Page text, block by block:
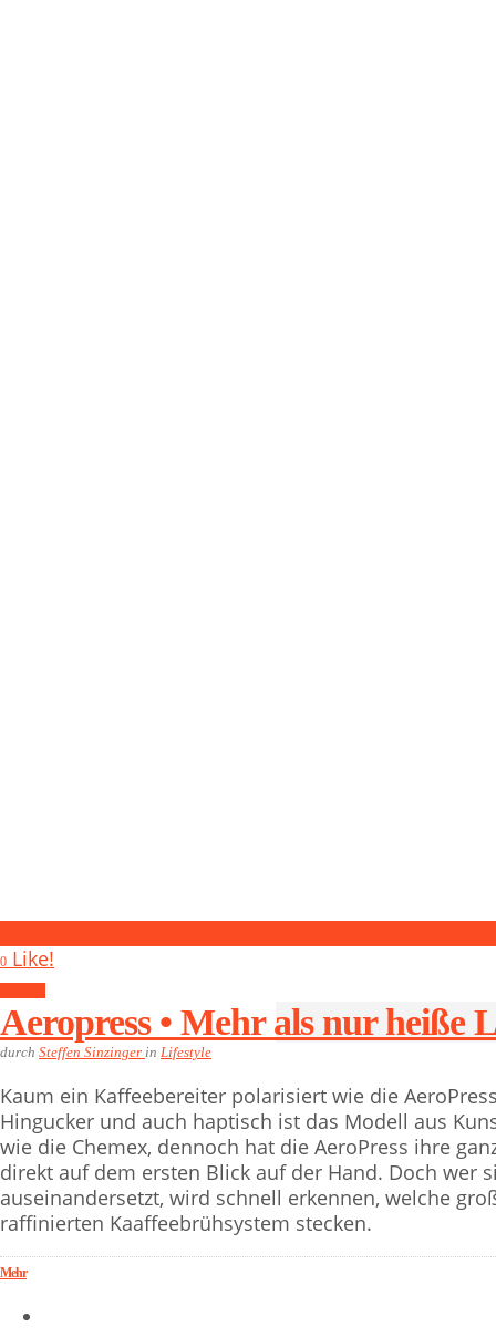
0 Like!
Aeropress • Mehr als nur heiße
durch Steffen Sinzinger in Lifestyle
Kaum ein Kaffeebereiter polarisiert wie die
Hingucker und auch haptisch ist das Modell aus
wie die Chemex, dennoch hat die AeroPress ihre
direkt auf dem ersten Blick auf der Hand. Doch wer
auseinandersetzt, wird schnell erkennen, welche
raffinierten Kaaffeebrühsystem stecken.
Mehr